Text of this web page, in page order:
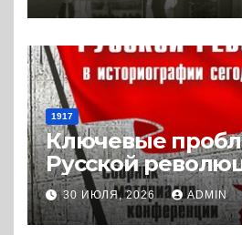
1917
Ключевые
Русской
историографии
сегодняшнего
30 ИЮЛЯ, 2026 ADMIN